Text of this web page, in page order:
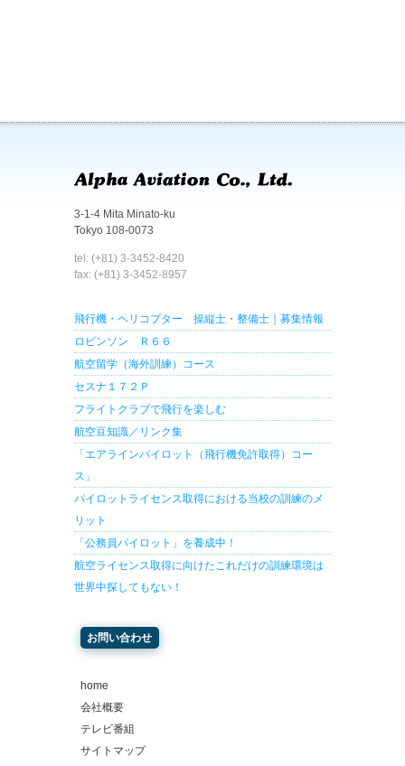
3-1-4 Mita Minato-ku
Tokyo 108-0073
tel: (+81) 3-3452-8420
fax: (+81) 3-3452-8957
飛行機・ヘリコプター 操縦士・整備士｜募集情報
ロビンソン Ｒ６６
航空留学（海外訓練）コース
セスナ１７２Ｐ
フライトクラブで飛行を楽しむ
航空豆知識／リンク集
「エアラインパイロット（飛行機免許取得）コー
ス」
パイロットライセンス取得における当校の訓練のメ
リット
「公務員パイロット」を養成中！
航空ライセンス取得に向けたこれだけの訓練環境は
世界中探してもない！
お問い合わせ
home
会社概要
テレビ番組
サイトマップ